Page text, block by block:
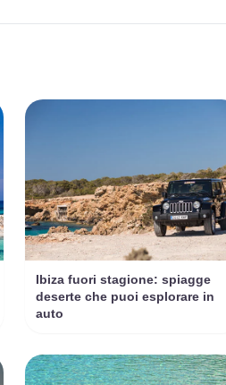
Ibiza fuori stagione: spiagge
deserte che puoi esplorare in
auto